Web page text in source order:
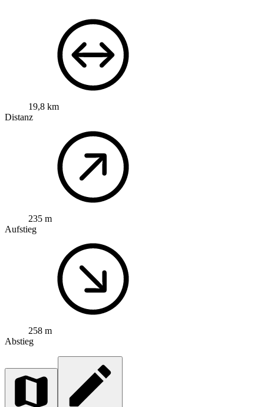
19,8 km
Distanz
235 m
Aufstieg
258 m
Abstieg